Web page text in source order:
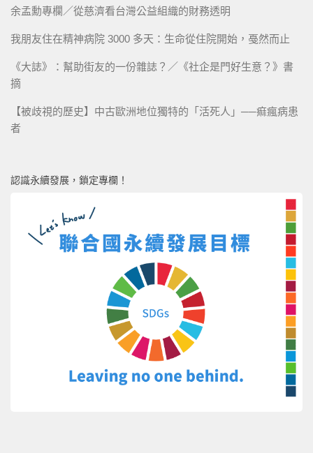
余孟勳專欄／從慈濟看台灣公益組織的財務透明
我朋友住在精神病院 3000 多天：生命從住院開始，戞然而止
《大誌》：幫助街友的一份雜誌？／《社企是門好生意？》書
摘
【被歧視的歷史】中古歐洲地位獨特的「活死人」──痲瘋病患
者
認識永續發展，鎖定專欄！